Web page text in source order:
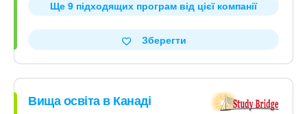
Ще 9 підходящих програм від цієї компанії
Зберегти
Вища освіта в Канаді